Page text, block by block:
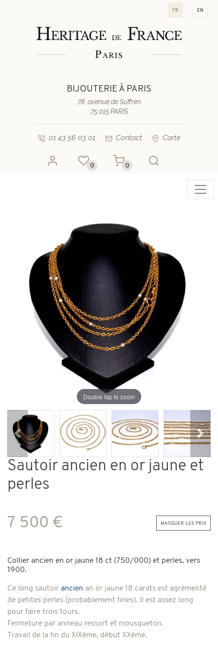
fr en
BIJOUTERIE À PARIS
78, avenue de Suffren
75 015 PARIS
01 43 56 03 01 Contact Carte
0 0
Double tap to zoom
Précédent
Sautoir ancien en or jaune et
perles
7 500 € masquer les prix
Collier ancien en or jaune 18 ct (750/000) et perles, vers
1900.
Ce long sautoir ancien an or jaune 18 carats est agrémenté
de petites perles (probablement fines). Il est assez long
pour faire trois tours.
Fermeture par anneau ressort et mousqueton.
Travail de la fin du XIXème, début XXème.